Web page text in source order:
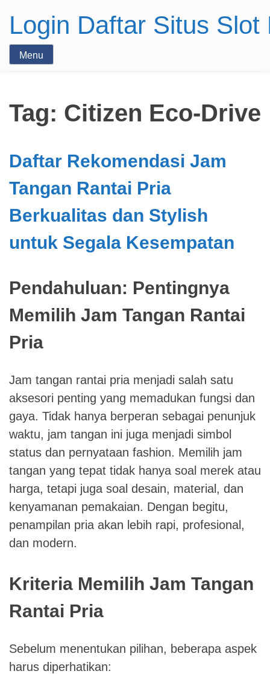
Login Daftar Situs Slot
Menu
Tag: Citizen Eco-Drive
Daftar Rekomendasi Jam
Tangan Rantai Pria
Berkualitas dan Stylish
untuk Segala Kesempatan
Pendahuluan: Pentingnya
Memilih Jam Tangan Rantai
Pria
Jam tangan rantai pria menjadi salah satu
aksesori penting yang memadukan fungsi dan
gaya. Tidak hanya berperan sebagai penunjuk
waktu, jam tangan ini juga menjadi simbol
status dan pernyataan fashion. Memilih jam
tangan yang tepat tidak hanya soal merek atau
harga, tetapi juga soal desain, material, dan
kenyamanan pemakaian. Dengan begitu,
penampilan pria akan lebih rapi, profesional,
dan modern.
Kriteria Memilih Jam Tangan
Rantai Pria
Sebelum menentukan pilihan, beberapa aspek
harus diperhatikan: